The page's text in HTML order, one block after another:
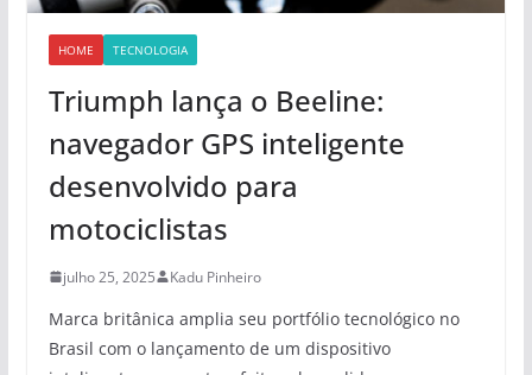
HOME TECNOLOGIA
Triumph lança o Beeline:
navegador GPS inteligente
desenvolvido para
motociclistas
julho 25, 2025 Kadu Pinheiro
Marca britânica amplia seu portfólio tecnológico no
Brasil com o lançamento de um dispositivo